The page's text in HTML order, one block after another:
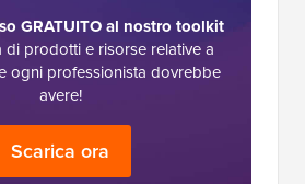
GRATUITO al nostro toolkit
di prodotti e risorse relative a
ogni professionista dovrebbe
avere!
Scarica ora